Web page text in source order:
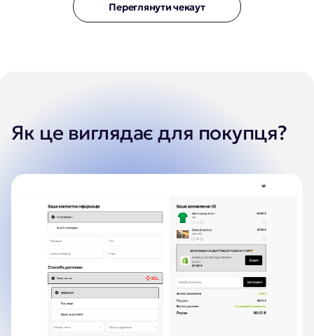
Переглянути чекаут
Як це виглядає для покупця?